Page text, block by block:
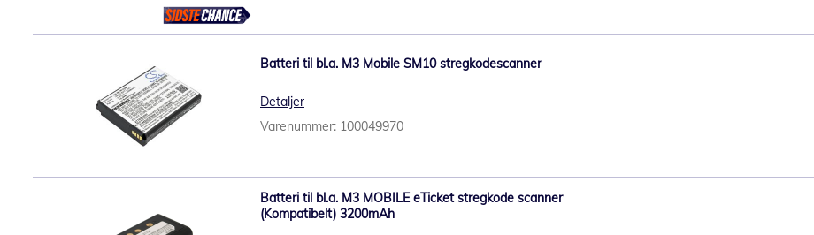
Batteri til bl.a. M3 Mobile SM10 stregkodescanner
Detaljer
Varenummer: 100049970
Batteri til bl.a. M3 MOBILE eTicket stregkode scanner
(Kompatibelt) 3200mAh